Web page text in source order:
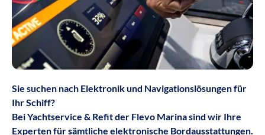
Sie suchen nach Elektronik und Navigationslösungen für
Ihr Schiff?
Bei Yachtservice & Refit der Flevo Marina sind wir Ihre
Experten für sämtliche elektronische Bordausstattungen.